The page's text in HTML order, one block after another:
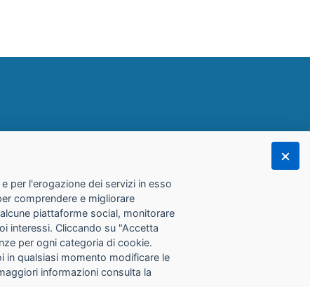
per l'erogazione dei servizi in esso
comprendere e migliorare
piattaforme social, monitorare
interessi. Cliccando su "Accetta
per ogni categoria di cookie.
in qualsiasi momento modificare le
informazioni consulta la